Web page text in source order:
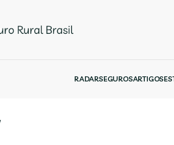
RADARSEGUROSARTIGOS